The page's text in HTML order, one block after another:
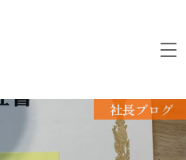
社長ブログ